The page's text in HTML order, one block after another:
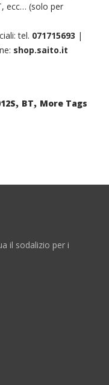
ecc… (solo per
tel. 071715693 |
shop.saito.it
, BT, More Tags
il sodalizio per i